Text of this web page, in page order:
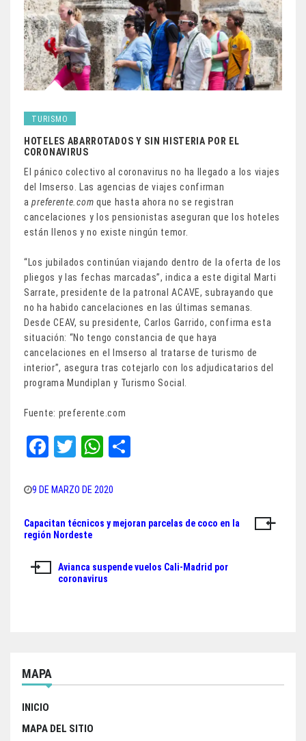
TURISMO
HOTELES ABARROTADOS Y SIN HISTERIA POR EL
CORONAVIRUS
El pánico colectivo al coronavirus no ha llegado a los viajes
del Imserso. Las agencias de viajes confirman
a preferente.com que hasta ahora no se registran
cancelaciones y los pensionistas aseguran que los hoteles
están llenos y no existe ningún temor.
“Los jubilados continúan viajando dentro de la oferta de los
pliegos y las fechas marcadas”, indica a este digital Marti
Sarrate, presidente de la patronal ACAVE, subrayando que
no ha habido cancelaciones en las últimas semanas.
Desde CEAV, su presidente, Carlos Garrido, confirma esta
situación: “No tengo constancia de que haya
cancelaciones en el Imserso al tratarse de turismo de
interior”, asegura tras cotejarlo con los adjudicatarios del
programa Mundiplan y Turismo Social.
Fuente: preferente.com
Fa
bo
ok
T
tt
er
W
ts
pp
9 DE MARZO DE 2020
Navegación
entradas
Capacitan técnicos y mejoran parcelas de coco en la
región Nordeste
Avianca suspende vuelos Cali-Madrid por
coronavirus
MAPA
INICIO
MAPA DEL SITIO